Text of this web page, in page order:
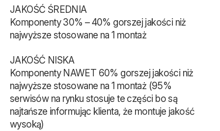
JAKOŚĆ ŚREDNIA
Komponenty 30% – 40% gorszej jakości niż
najwyższe stosowane na 1 montaż
JAKOŚĆ NISKA
Komponenty NAWET 60% gorszej jakości niż
najwyższe stosowane na 1 montaż (95%
serwisów na rynku stosuje te części bo są
najtańsze informując klienta, że montuje jakość
wysoką)